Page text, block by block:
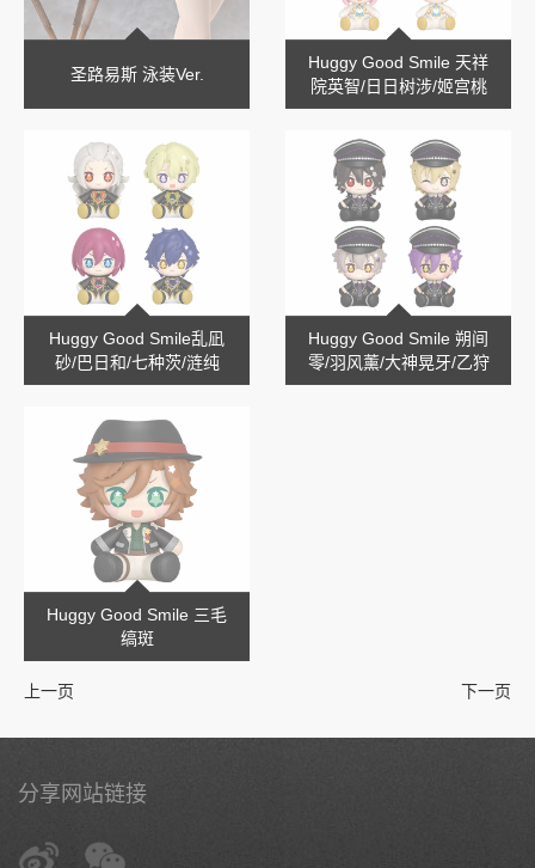
圣路易斯 泳装Ver.
Huggy Good Smile 天祥
院英智/日日树涉/姬宫桃
李/伏见弓弦
Huggy Good Smile乱凪
砂/巴日和/七种茨/涟纯
Huggy Good Smile 朔间
零/羽风薰/大神晃牙/乙狩
阿多尼斯
Huggy Good Smile 三毛
缟斑
上一页 下一页
分享网站链接